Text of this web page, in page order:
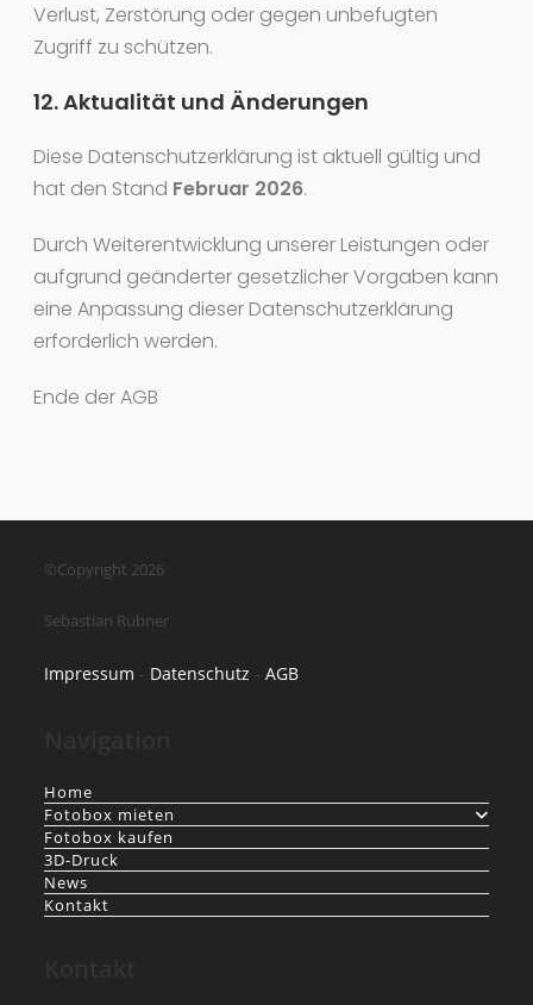
Verlust, Zerstörung oder gegen unbefugten
Zugriff zu schützen.
12. Aktualität und Änderungen
Diese Datenschutzerklärung ist aktuell gültig und
hat den Stand Februar 2026.
Durch Weiterentwicklung unserer Leistungen oder
aufgrund geänderter gesetzlicher Vorgaben kann
eine Anpassung dieser Datenschutzerklärung
erforderlich werden.
Ende der AGB
©Copyright 2026
Sebastian Rubner
Impressum - Datenschutz -AGB
Home
Fotobox mieten
Fotobox kaufen
3D-Druck
News
Kontakt